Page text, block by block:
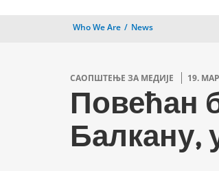
Who We Are News
САОПШТЕЊЕ ЗА МЕДИЈЕ 19.
Повећан
Балкану,